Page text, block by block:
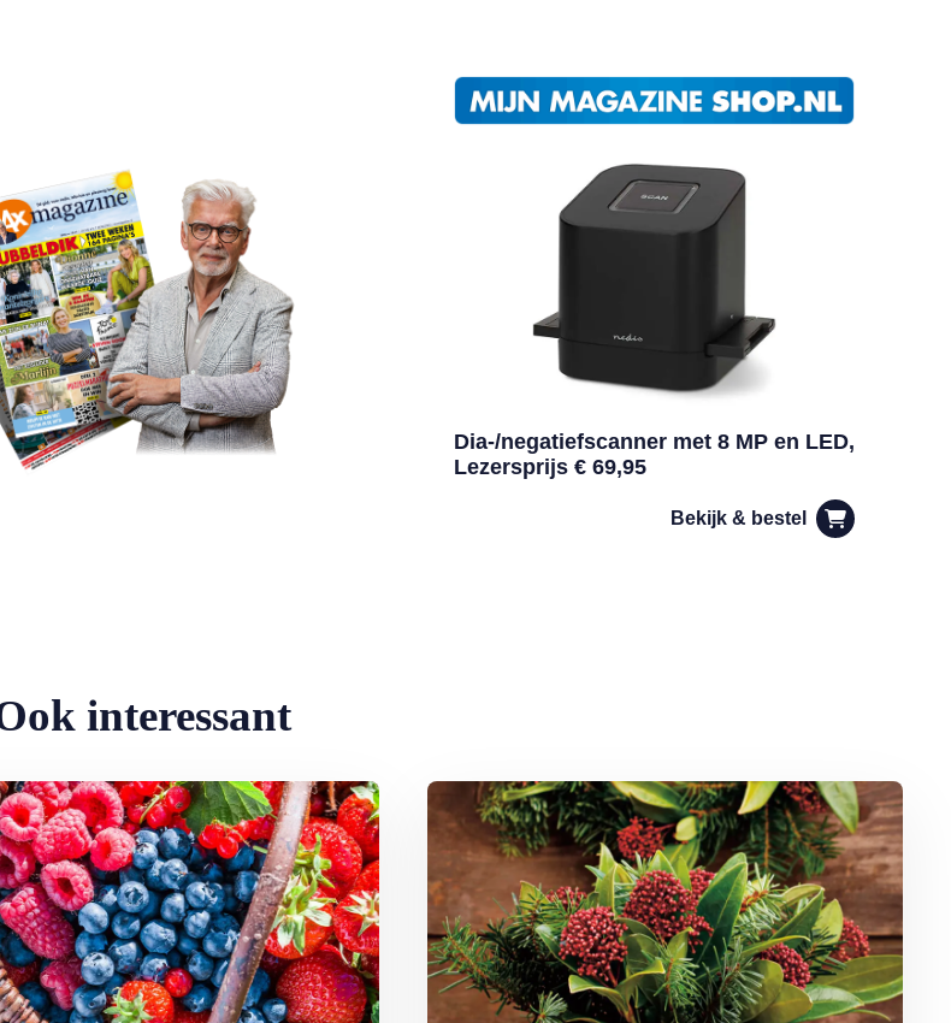
Dia-/negatiefscanner met 8 MP en LED,
Lezersprijs € 69,95
Bekijk & bestel
interessant
Klein maar fijn: kleinfruit kweken in de (moes)tuin doet u zóLees meer over Zelf kerststukjes maken doet u zó